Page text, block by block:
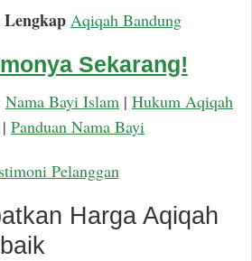
Aqiqah Bandung
Sekarang!
Nama Bayi Islam | Hukum Aqiqah
| Panduan Nama Bayi
Pelanggan
Harga Aqiqah